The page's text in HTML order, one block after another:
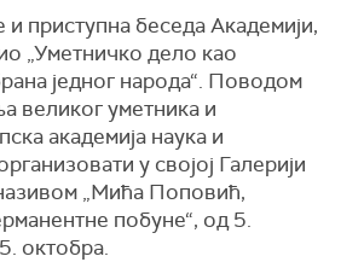
и приступна беседа Академији,
„Уметничко дело као
једног народа“. Поводом
великог уметника и
академија наука и
у својој Галерији
„Мића Поповић,
побуне“, од 5.
октобра.